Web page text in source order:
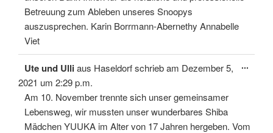
Betreuung zum Ableben unseres Snoopys
auszusprechen. Karin Borrmann-Abernethy Annabelle
Viet
Ute und Ulliaus Haseldorfschrieb am Dezember 5,
2021 um 2:29 p.m.
Am 10. November trennte sich unser gemeinsamer
Lebensweg, wir mussten unser wunderbares Shiba
Mädchen YUUKA im Alter von 17 Jahren hergeben. Vom
...